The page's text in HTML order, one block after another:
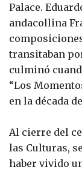
Palace.
andacollina
transitaban
culminó
“Los
en la década
Al cierre del
las Culturas,
haber vivido